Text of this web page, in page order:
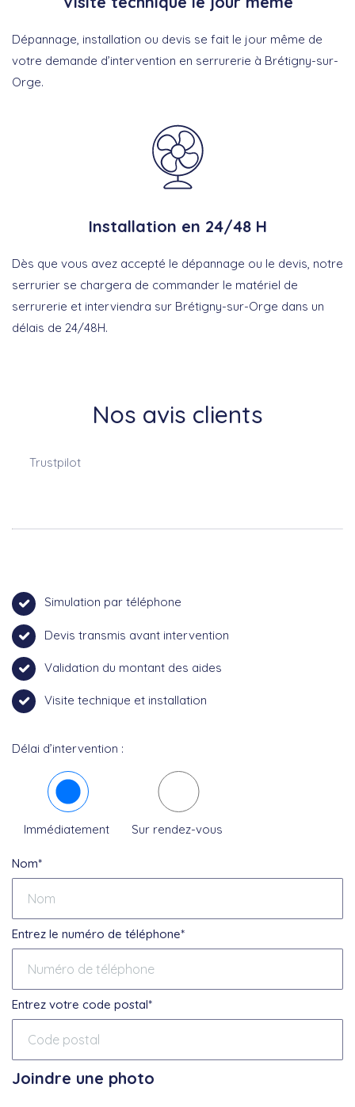
Dépannage, installation ou devis se fait le jour même de
votre demande d’intervention en serrurerie à Brétigny-sur-
Orge.
Installation en 24/48 H
Dès que vous avez accepté le dépannage ou le devis, notre
serrurier se chargera de commander le matériel de
serrurerie et interviendra sur Brétigny-sur-Orge dans un
délais de 24/48H.
Nos avis clients
Trustpilot
Simulation par téléphone
Devis transmis avant intervention
Validation du montant des aides
Visite technique et installation
Délai d’intervention :
Immédiatement Sur rendez-vous
Nom*
Entrez le numéro de téléphone*
Entrez votre code postal*
Joindre une photo